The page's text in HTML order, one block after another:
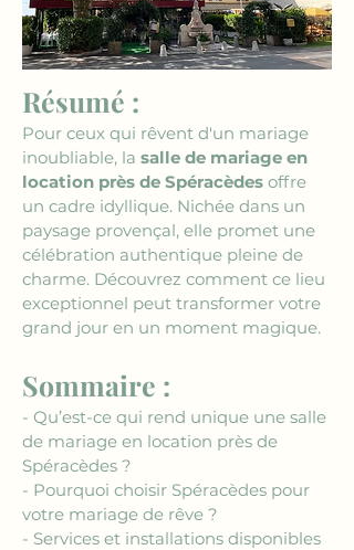
Résumé :
Pour ceux qui rêvent d'un mariage
inoubliable, la salle de mariage en
location près de Spéracèdes offre
un cadre idyllique. Nichée dans un
paysage provençal, elle promet une
célébration authentique pleine de
charme. Découvrez comment ce lieu
exceptionnel peut transformer votre
grand jour en un moment magique.
Sommaire :
- Qu’est-ce qui rend unique une salle
de mariage en location près de
Spéracèdes ?
- Pourquoi choisir Spéracèdes pour
votre mariage de rêve ?
- Services et installations disponibles